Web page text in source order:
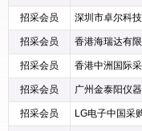
招采会员 深圳市卓尔科
招采会员 香港海瑞达有
招采会员 香港中洲国际
招采会员 广州金泰阳仪
招采会员 LG电子中国采